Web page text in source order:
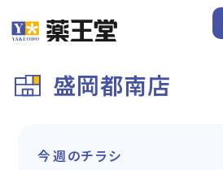
盛岡都南店
今週のチラシ